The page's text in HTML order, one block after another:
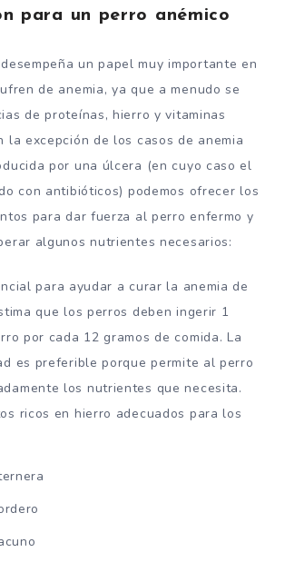
para un perro anémico
un papel muy importante en
de anemia, ya que a menudo se
de proteínas, hierro y vitaminas
la excepción de los casos de anemia
por una úlcera (en cuyo caso el
con antibióticos) podemos ofrecer los
para dar fuerza al perro enfermo y
algunos nutrientes necesarios:
para ayudar a curar la anemia de
que los perros deben ingerir 1
por cada 12 gramos de comida. La
es preferible porque permite al perro
los nutrientes que necesita.
ricos en hierro adecuados para los